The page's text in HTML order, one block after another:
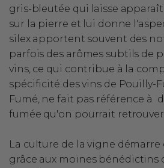
gris-bleutée qui laisse
sur la pierre et lui donne
silex apportent souvent des
parfois des arômes subtils de
vins, ce qui contribue à la
spécificité des vins de Pouilly-
Fumé, ne fait pas référence à
fumée qu'on pourrait retrouver
La culture de la vigne démarre
grâce aux moines bénédictins